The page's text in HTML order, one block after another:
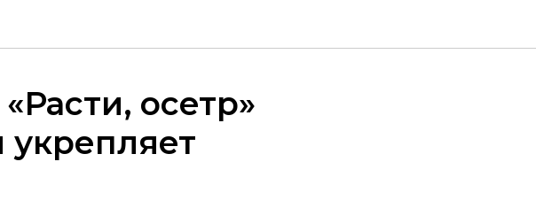
осетр»